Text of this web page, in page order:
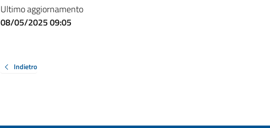
Ultimo aggiornamento
08/05/2025 09:05
Indietro